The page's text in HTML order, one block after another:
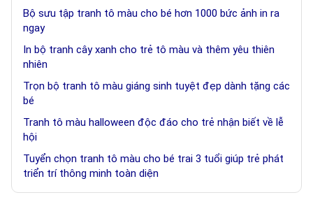
Bộ sưu tập tranh tô màu cho bé hơn 1000 bức ảnh in ra
ngay
In bộ tranh cây xanh cho trẻ tô màu và thêm yêu thiên
nhiên
Trọn bộ tranh tô màu giáng sinh tuyệt đẹp dành tặng các
bé
Tranh tô màu halloween độc đáo cho trẻ nhận biết về lễ
hội
Tuyển chọn tranh tô màu cho bé trai 3 tuổi giúp trẻ phát
triển trí thông minh toàn diện